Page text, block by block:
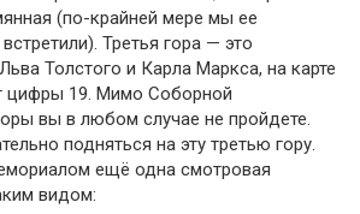
(по-крайней мере мы ее
Третья гора — это
Толстого и Карла Маркса, на карте
цифры 19. Мимо Соборной
вы в любом случае не пройдете.
подняться на эту третью гору.
ещё одна смотровая
видом: